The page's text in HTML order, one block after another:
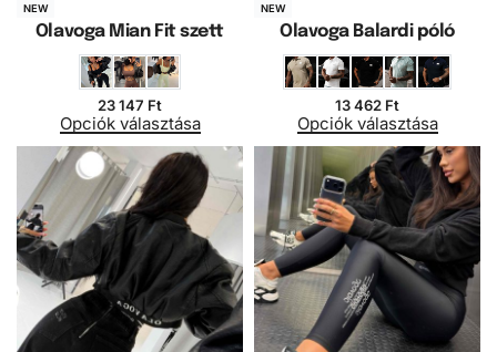
NEW
Olavoga Mian Fit szett
23 147 Ft
Opciók választása
NEW
Olavoga Balardi póló
13 462 Ft
Opciók választása